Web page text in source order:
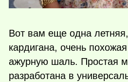
Вот вам еще одна
кардигана, очень
ажурную шаль. Простая
разработана в